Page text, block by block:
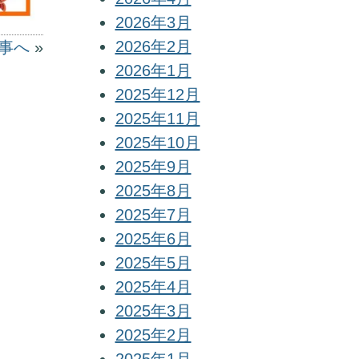
へ»
2026年3月
2026年2月
2026年1月
2025年12月
2025年11月
2025年10月
2025年9月
2025年8月
2025年7月
2025年6月
2025年5月
2025年4月
2025年3月
2025年2月